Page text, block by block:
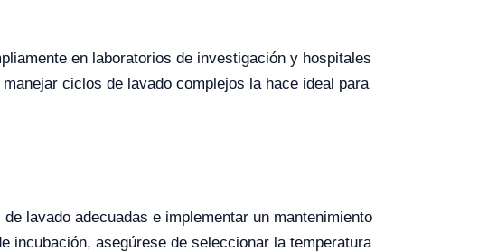
en laboratorios de investigación y hospitales
ciclos de lavado complejos la hace ideal para
lavado adecuadas e implementar un mantenimiento
incubación, asegúrese de seleccionar la temperatura